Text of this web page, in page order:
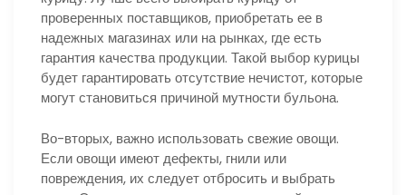
проверенных поставщиков, приобретать ее в
надежных магазинах или на рынках, где есть
гарантия качества продукции. Такой выбор курицы
будет гарантировать отсутствие нечистот, которые
могут становиться причиной мутности бульона.
Во-вторых, важно использовать свежие овощи.
Если овощи имеют дефекты, гнили или
повреждения, их следует отбросить и выбрать